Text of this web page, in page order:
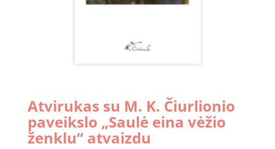
Atvirukas su M. K. Čiurlionio
paveikslo „Saulė eina vėžio
ženklu“ atvaizdu